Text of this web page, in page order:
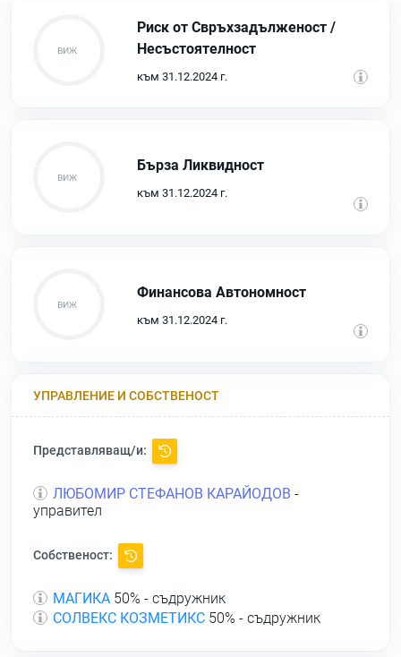
Риск от Свръхзадълженост /
Несъстоятелност
към 31.12.2024 г.
Бърза Ликвидност
към 31.12.2024 г.
Финансова Автономност
към 31.12.2024 г.
УПРАВЛЕНИЕ И СОБСТВЕНОСТ
Представляващ/и:
ЛЮБОМИР СТЕФАНОВ КАРАЙОДОВ -
управител
Собственост:
МАГИКА 50% - съдружник
СОЛВЕКС КОЗМЕТИКС 50% - съдружник